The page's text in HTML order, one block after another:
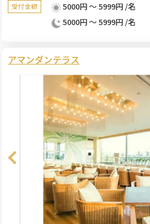
受付金額
5000円 ～ 5999円 /名
5000円 ～ 5999円 /名
アマンダンテラス